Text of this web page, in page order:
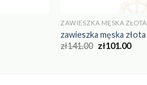
ZAWIESZKA MĘSKA ZŁOTA
zawieszka męska złota
zł141.00 zł101.00